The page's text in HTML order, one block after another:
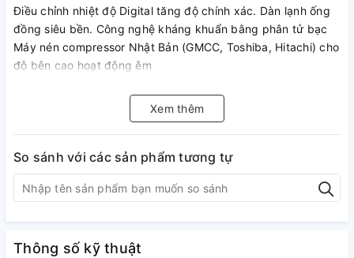
Điều chỉnh nhiệt độ Digital tăng độ chính xác. Dàn lạnh ống
đồng siêu bền. Công nghệ kháng khuẩn bằng phân tử bạc
Máy nén compressor Nhật Bản (GMCC, Toshiba, Hitachi) cho
độ bên cao hoạt động êm
hợp với gia đình hay các cửa hàng bảo quản thực phẩm hay
Xem thêm
So sánh với các sản phẩm tương tự
Thông số kỹ thuật